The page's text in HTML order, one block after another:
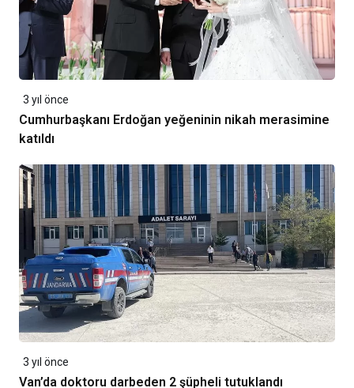
3 yıl önce
Cumhurbaşkanı Erdoğan yeğeninin nikah merasimine
katıldı
3 yıl önce
Van’da doktoru darbeden 2 şüpheli tutuklandı